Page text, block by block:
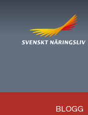
BLOGG